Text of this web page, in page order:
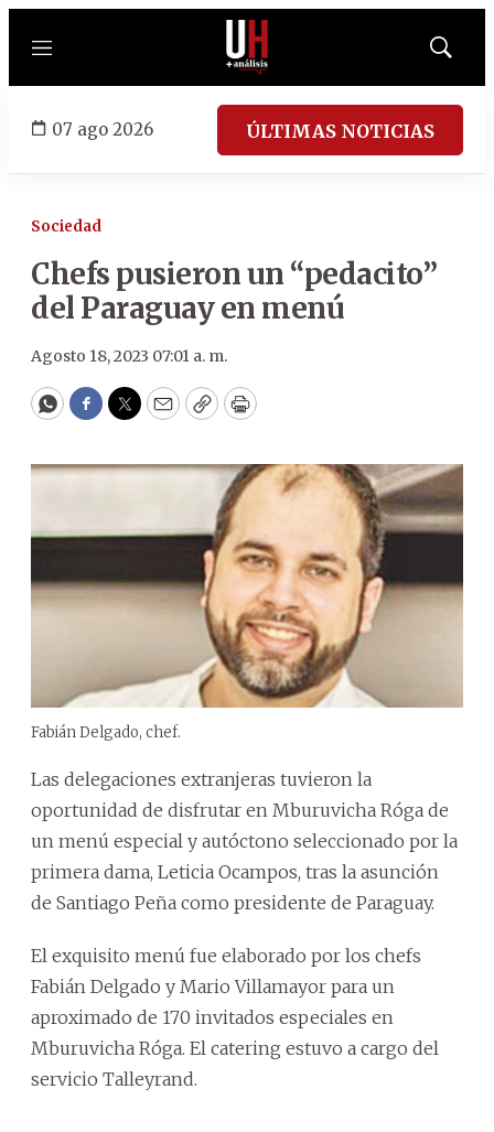
Menú
Mostrar
07 ago 2026 ÚLTIMAS NOTICIAS
Sociedad
Chefs pusieron un “pedacito”
del Paraguay en menú
Agosto 18, 2023 07:01 a. m.
WhatsApp
Facebook
Twitter
EmailCopyPrint
Fabián Delgado, chef.
Las delegaciones extranjeras tuvieron la
oportunidad de disfrutar en Mburuvicha Róga de
un menú especial y autóctono seleccionado por la
primera dama, Leticia Ocampos, tras la asunción
de Santiago Peña como presidente de Paraguay.
El exquisito menú fue elaborado por los chefs
Fabián Delgado y Mario Villamayor para un
aproximado de 170 invitados especiales en
Mburuvicha Róga. El catering estuvo a cargo del
servicio Talleyrand.